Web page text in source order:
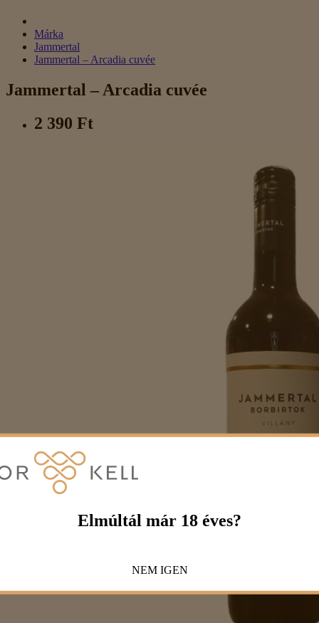
Márka
Jammertal
Jammertal – Arcadia cuvée
Jammertal – Arcadia cuvée
2 390 Ft
Elmúltál már 18 éves?
NEM IGEN